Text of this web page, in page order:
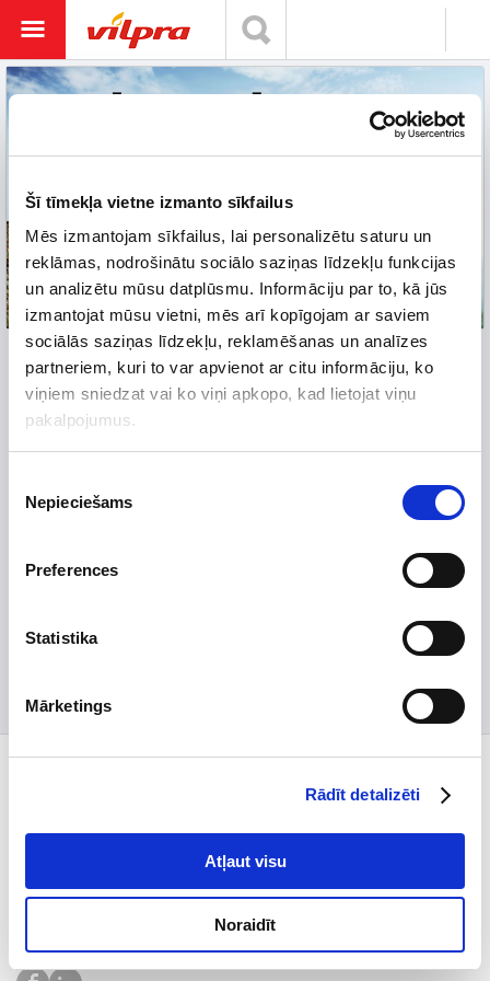
Šī tīmekļa vietne izmanto sīkfailus
Mēs izmantojam sīkfailus, lai personalizētu saturu un
reklāmas, nodrošinātu sociālo saziņas līdzekļu funkcijas
un analizētu mūsu datplūsmu. Informāciju par to, kā jūs
izmantojat mūsu vietni, mēs arī kopīgojam ar saviem
sociālās saziņas līdzekļu, reklamēšanas un analīzes
partneriem, kuri to var apvienot ar citu informāciju, ko
viņiem sniedzat vai ko viņi apkopo, kad lietojat viņu
pakalpojumus.
izvēle
Nepieciešams
Preferences
Statistika
Mārketings
Rādīt detalizēti
Atļaut visu
Noraidīt
Saules elektrostacijas
Apkures iekārtas
Preču kategorijas
Par uzņēmumu